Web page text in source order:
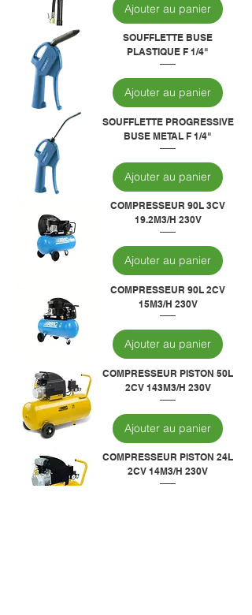
Ajouter au panier
SOUFFLETTE BUSE
PLASTIQUE F 1/4"
Ajouter au panier
SOUFFLETTE PROGRESSIVE
BUSE METAL F 1/4"
Ajouter au panier
COMPRESSEUR 90L 3CV
19.2M3/H 230V
Ajouter au panier
COMPRESSEUR 90L 2CV
15M3/H 230V
Ajouter au panier
COMPRESSEUR PISTON 50L
2CV 143M3/H 230V
Ajouter au panier
COMPRESSEUR PISTON 24L
2CV 14M3/H 230V